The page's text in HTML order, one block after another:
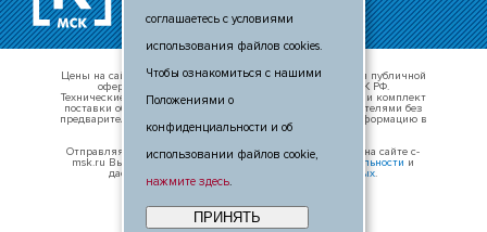
Карта сайта
Цены на сайте носят справочный характер и не являются публичной
офертой, определяемой положениями п. 2 ст. 437 ГК РФ.
Технические характеристики оборудования, внешний вид и комплект
поставки оборудования могут быть изменены производителями без
предварительного уведомления. Уточняте актуальную информацию в
отделе продаж.
Отправляя свои данные в любой форме обратной связи на сайте c-
msk.ru Вы принимаете условияполитики конфиденциальности и
даёте согласие на обработку персональных данных.
соглашаетесь с условиями
использования файлов cookies.
Чтобы ознакомиться с нашими
Положениями о
конфиденциальности и об
использовании файлов cookie,
нажмите здесь.
ПРИНЯТЬ